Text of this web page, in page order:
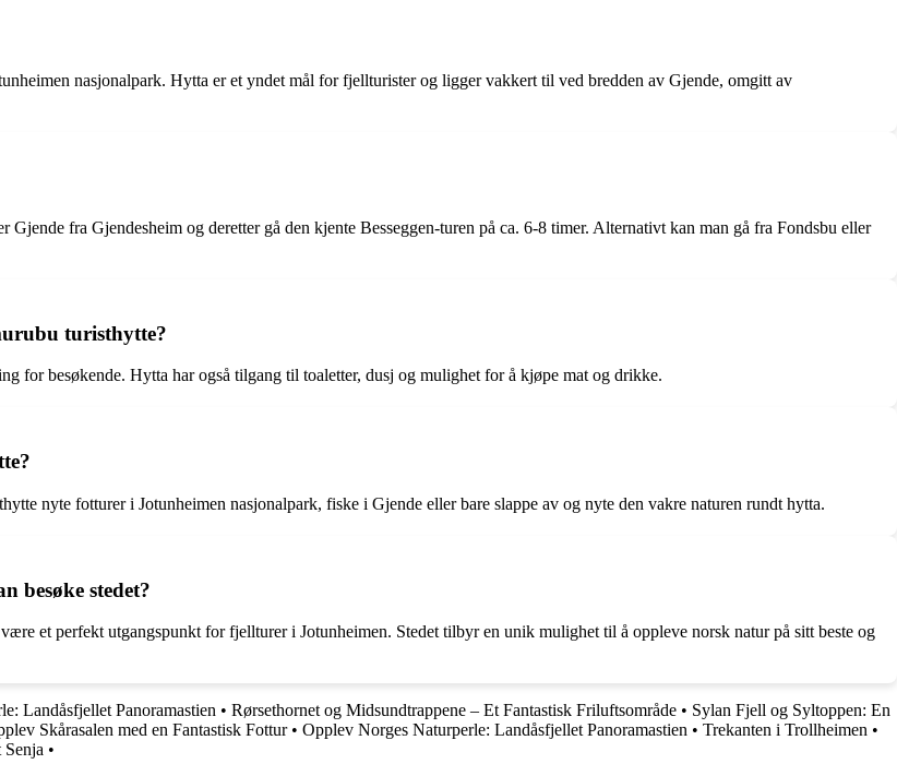
nasjonalpark. Hytta er et yndet mål for fjellturister og ligger vakkert til ved bredden av Gjende, omgitt av
fra Gjendesheim og deretter gå den kjente Besseggen-turen på ca. 6-8 timer. Alternativt kan man gå fra Fondsbu eller
turisthytte?
for besøkende. Hytta har også tilgang til toaletter, dusj og mulighet for å kjøpe mat og drikke.
nyte fotturer i Jotunheimen nasjonalpark, fiske i Gjende eller bare slappe av og nyte den vakre naturen rundt hytta.
besøke stedet?
et perfekt utgangspunkt for fjellturer i Jotunheimen. Stedet tilbyr en unik mulighet til å oppleve norsk natur på sitt beste og
Landåsfjellet Panoramastien • Rørsethornet og Midsundtrappene – Et Fantastisk Friluftsområde • Sylan Fjell og Syltoppen: En
Skårasalen med en Fantastisk Fottur• Opplev Norges Naturperle: Landåsfjellet Panoramastien • Trekanten i Trollheimen •
•